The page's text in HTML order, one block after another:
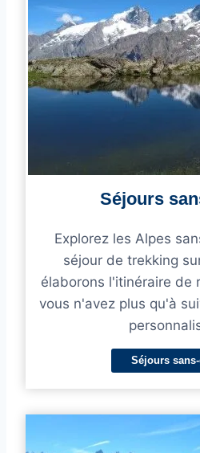
Séjours
Explorez les Alpes
séjour de trekking
élaborons l'itinéraire de
vous n'avez plus qu'à
Séjours